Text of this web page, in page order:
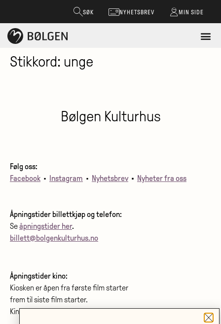
SØK NYHETSBREV MIN SIDE
Stikkord: unge
Bølgen Kulturhus
Følg oss:
Facebook • Instagram • Nyhetsbrev• Nyheter fra oss
Åpningstider billettkjøp og telefon:
Seåpningstider her.
billett@bolgenkulturhus.no
Åpningstider kino:
Kiosken er åpen fra første film starter
frem til siste film starter.
Kinoprogram:www.bolgenkino.no